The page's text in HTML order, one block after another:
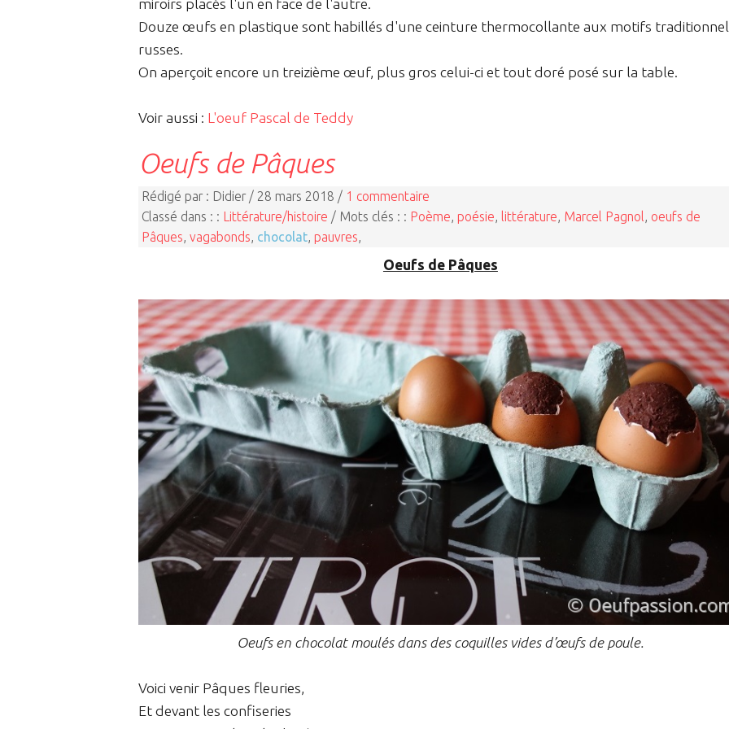
miroirs placés l'un en face de l'autre.
Douze œufs en plastique sont habillés d'une ceinture thermocollante aux motifs
russes.
On aperçoit encore un treizième œuf, plus gros celui-ci et tout doré posé sur la table.
Voir aussi : L'oeuf Pascal de Teddy
Oeufs de Pâques
Rédigé par : Didier / 28 mars 2018 / 1 commentaire
Classé dans : :
Littérature/histoire / Mots clés : : Poème, poésie, littérature, Marcel Pagnol, oeufs de
Pâques, vagabonds, chocolat, pauvres,
Oeufs de Pâques
Oeufs en chocolat moulés dans des coquilles vides d’œufs de poule.
Voici venir Pâques fleuries,
Et devant les confiseries